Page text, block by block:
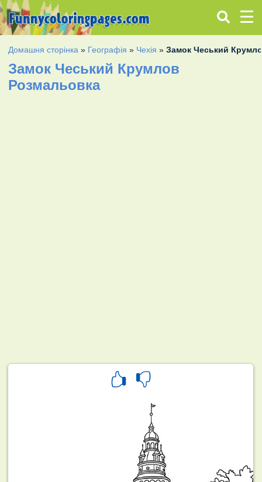
Домашня сторінка » Географія » Чехія »Замок Чеський
Замок Чеський Крумлов
Розмальовка